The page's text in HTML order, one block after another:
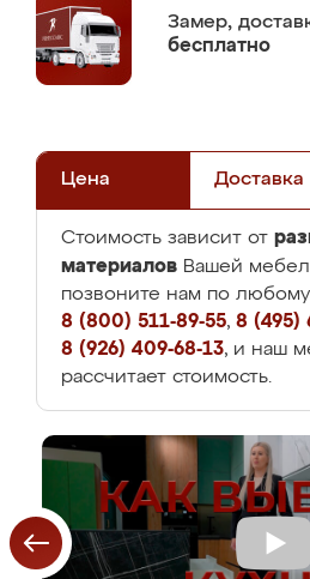
Замер,
бесплатно
Цена Доставка
Стоимость зависит от
материалов Вашей
позвоните нам по
8 (800) 511-89-55, 8 (495)
8 (926) 409-68-13, и наш
рассчитает стоимость.